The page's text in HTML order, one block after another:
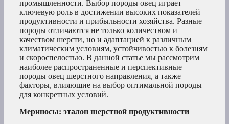
промышленности. Выбор породы овец играет
ключевую роль в достижении высоких показателей
продуктивности и прибыльности хозяйства. Разные
породы отличаются не только количеством и
качеством шерсти, но и адаптацией к различным
климатическим условиям, устойчивостью к болезням
и скороспелостью. В данной статье мы рассмотрим
наиболее распространенные и перспективные
породы овец шерстного направления, а также
факторы, влияющие на выбор оптимальной породы
для конкретных условий.
Мериносы: эталон шерстной продуктивности